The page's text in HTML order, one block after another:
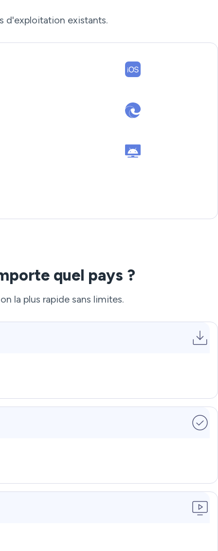
d'exploitation existants.
quel pays ?
la plus rapide sans limites.